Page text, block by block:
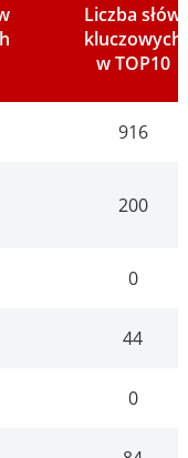
Liczba słów
kluczowych
w TOP10
916
200
0
44
0